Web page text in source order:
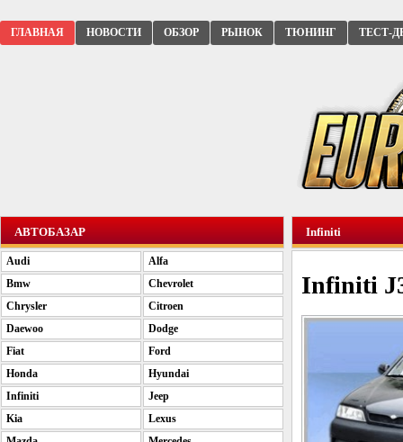
ГЛАВНАЯ НОВОСТИ ОБЗОР РЫНОК ТЮНИНГ ТЕСТ-
Infiniti
Infiniti
АВТОБАЗАР
Audi
Alfa
Bmw
Chevrolet
Chrysler
Citroen
Daewoo
Dodge
Fiat
Ford
Honda
Hyundai
Infiniti
Jeep
Kia
Lexus